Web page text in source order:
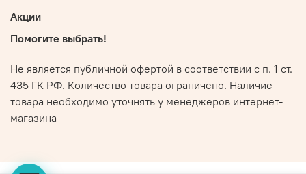
Акции
Помогите выбрать!
Не является публичной офертой в соответствии с п. 1 ст.
435 ГК РФ. Количество товара ограничено. Наличие
товара необходимо уточнять у менеджеров интернет-
магазина